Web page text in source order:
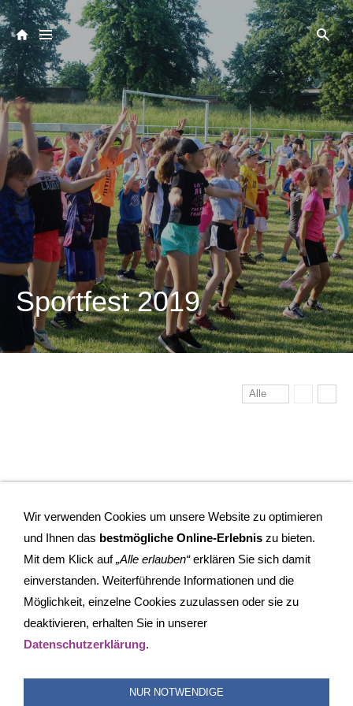
Sportfest 2019
Alle
IMPRESSUM COOKIES
SUCHEN
Wir verwenden Cookies um unsere Website zu optimieren
und Ihnen das bestmögliche Online-Erlebnis zu bieten.
Mit dem Klick auf„Alle erlauben“erklären Sie sich damit
einverstanden. Weiterführende Informationen und die
Möglichkeit, einzelne Cookies zuzulassen oder sie zu
deaktivieren, erhalten Sie in unserer
Datenschutzerklärung.
NUR NOTWENDIGE